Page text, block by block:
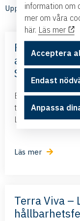
Upptäck
Sweden
Business
tillsammans med
Linköping och
Läs mer
Terra Viva –
information om
mer om våra
här. Läs mer
Acceptera
Endast
Anpassa